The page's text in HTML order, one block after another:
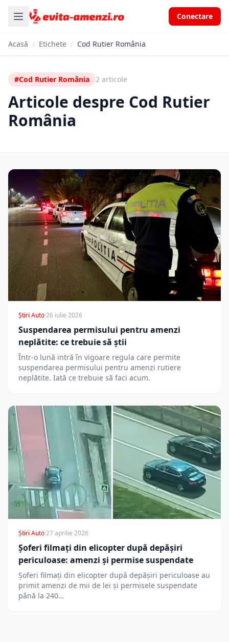
Conectare
Acasă / Etichete / Cod Rutier România
#Cod Rutier România 2 articole
Articole despre Cod Rutier
România
Știri Auto·26 iulie 2026
Suspendarea permisului pentru amenzi
neplătite: ce trebuie să știi
Într-o lună intră în vigoare regula care permite
suspendarea permisului pentru amenzi rutiere
neplătite. Iată ce trebuie să faci acum.
Știri Auto·27 aprilie 2026
Șoferi filmați din elicopter după depășiri
periculoase: amenzi și permise suspendate
Șoferi filmați din elicopter după depășiri periculoase au
primit amenzi de mii de lei și permisele suspendate
până la 240…